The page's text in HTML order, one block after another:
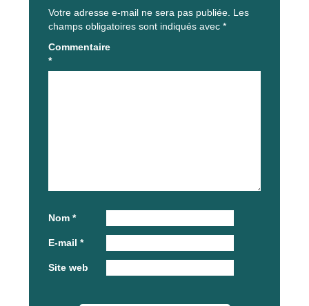
Votre adresse e-mail ne sera pas publiée. Les
champs obligatoires sont indiqués avec *
Commentaire
*
Nom *
E-mail *
Site web